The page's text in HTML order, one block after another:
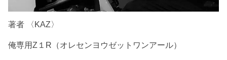
著者 〈KAZ〉
俺専用Z１R（オレセンヨウゼットワンアール）